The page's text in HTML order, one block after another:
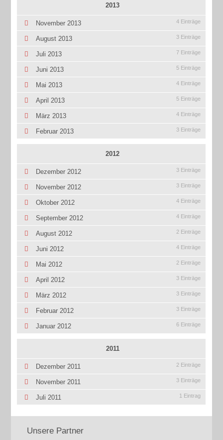
2013
November 2013 4 Einträge
August 2013 3 Einträge
Juli 2013 7 Einträge
Juni 2013 5 Einträge
Mai 2013 4 Einträge
April 2013 5 Einträge
März 2013 4 Einträge
Februar 2013 3 Einträge
2012
Dezember 2012 3 Einträge
November 2012 3 Einträge
Oktober 2012 4 Einträge
September 2012 4 Einträge
August 2012 2 Einträge
Juni 2012 4 Einträge
Mai 2012 2 Einträge
April 2012 3 Einträge
März 2012 3 Einträge
Februar 2012 3 Einträge
Januar 2012 6 Einträge
2011
Dezember 2011 2 Einträge
November 2011 3 Einträge
Juli 2011 1 Eintrag
Unsere Partner